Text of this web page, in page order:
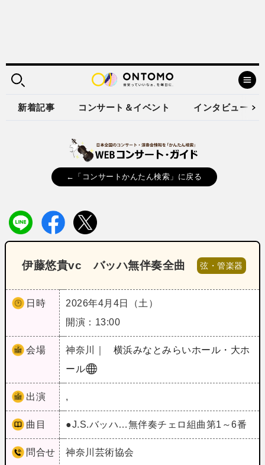
新着記事 コンサート＆イベント インタビュー
←「コンサートかんたん検索」に戻る
伊藤悠貴vc バッハ無伴奏全曲 弦・管楽器
日時
2026年4月4日（土）
開演：13:00
会場 神奈川｜
横浜みなとみらいホール・大ホ
ール
出演 ,
曲目 ●J.S.バッハ…無伴奏チェロ組曲第1～6番
問合せ
神奈川芸術協会